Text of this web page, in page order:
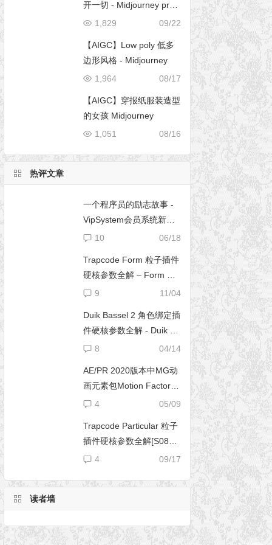
开一切 - Midjourney pro
mpt
09/22
1,829
【AIGC】Low poly 低多
边形风格 - Midjourney
08/17
1,964
【AIGC】穿报纸服装造型
的女孩 Midjourney
08/16
1,051
热评文章
一个程序员的励志故事 -
VipSystem会员系统新版
开发
06/18
10
Trapcode Form 粒子插件
硬核参数全解 – Form 完
全使用手册
11/04
9
Duik Bassel 2 角色绑定插
件硬核参数全解 - Duik 16
完全使用手册
04/14
8
AE/PR 2020版本中MG动
画元素包Motion Factory
脚本无法导入文件夹05/09
4
Trapcode Particular 粒子
插件硬核参数全解[S08E0
2] – 阴影设置（Shadowle
09/17
4
读者墙